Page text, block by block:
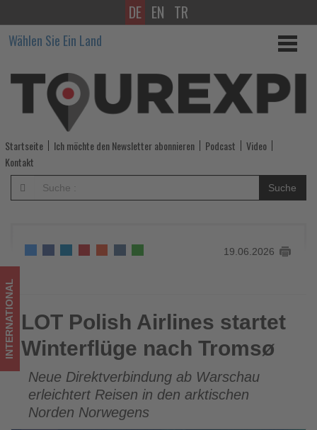
LOT
Polish
Airlines
startet
Winterflüge
nach
Tromsø
Wissen,
was
im
Tourismus
los
ist!
DE EN TR
Wählen Sie Ein Land
Startseite Ich möchte den Newsletter abonnieren Podcast
Video
Kontakt
Suche
19.06.2026
LOT Polish Airlines startet Winterflüge nach Tromsø
INTERNATIONAL LOT Polish Airlines startet
Winterflüge nach Tromsø
Neue Direktverbindung ab Warschau
erleichtert Reisen in den arktischen
Norden Norwegens